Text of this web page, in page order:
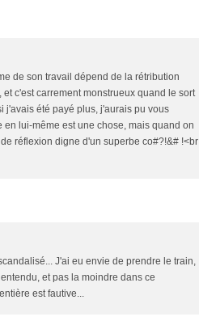
de son travail dépend de la rétribution
c'est carrement monstrueux quand le sort
j'avais été payé plus, j'aurais pu vous
lui-même est une chose, mais quand on
réflexion digne d'un superbe co#?!&# !<br
J'ai eu envie de prendre le train,
et pas la moindre dans ce
est fautive...